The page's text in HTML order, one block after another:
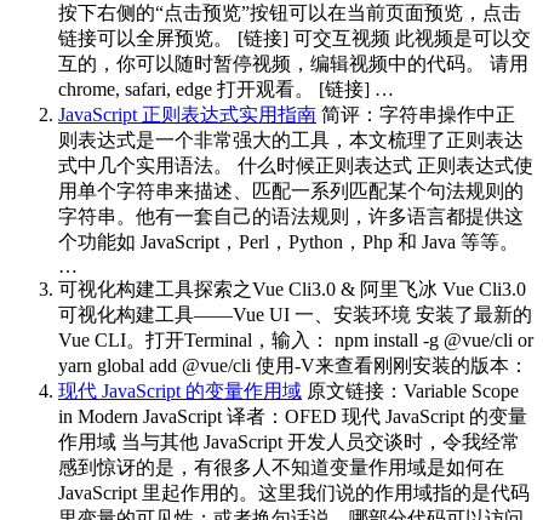
按下右侧的“点击预览”按钮可以在当前页面预览，点击
链接可以全屏预览。 [链接] 可交互视频 此视频是可以交
互的，你可以随时暂停视频，编辑视频中的代码。 请用
chrome, safari, edge 打开观看。 [链接] …
JavaScript 正则表达式实用指南 简评：字符串操作中正
则表达式是一个非常强大的工具，本文梳理了正则表达
式中几个实用语法。 什么时候正则表达式 正则表达式使
用单个字符串来描述、匹配一系列匹配某个句法规则的
字符串。他有一套自己的语法规则，许多语言都提供这
个功能如 JavaScript，Perl，Python，Php 和 Java 等等。
…
可视化构建工具探索之Vue Cli3.0 & 阿里飞冰 Vue Cli3.0
可视化构建工具——Vue UI 一、安装环境 安装了最新的
Vue CLI。打开Terminal，输入： npm install -g @vue/cli or
yarn global add @vue/cli 使用-V来查看刚刚安装的版本：
现代 JavaScript 的变量作用域 原文链接：Variable Scope
in Modern JavaScript 译者：OFED 现代 JavaScript 的变量
作用域 当与其他 JavaScript 开发人员交谈时，令我经常
感到惊讶的是，有很多人不知道变量作用域是如何在
JavaScript 里起作用的。这里我们说的作用域指的是代码